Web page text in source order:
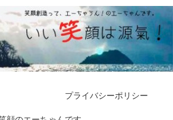
プライバシーポリシー